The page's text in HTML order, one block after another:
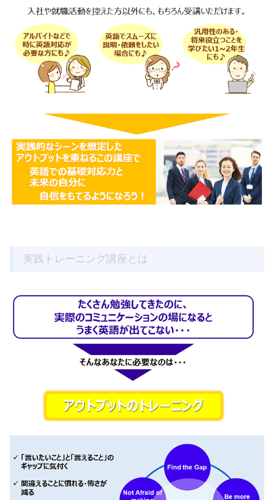
実践トレーニング講座とは